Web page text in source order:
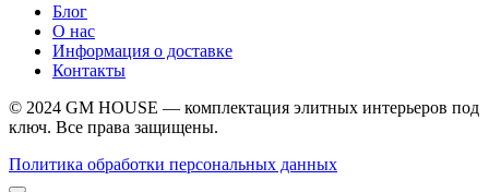
Блог
О нас
Информация о доставке
Контакты
© 2024 GM HOUSE — комплектация элитных интерьеров под
ключ. Все права защищены.
Политика обработки персональных данных